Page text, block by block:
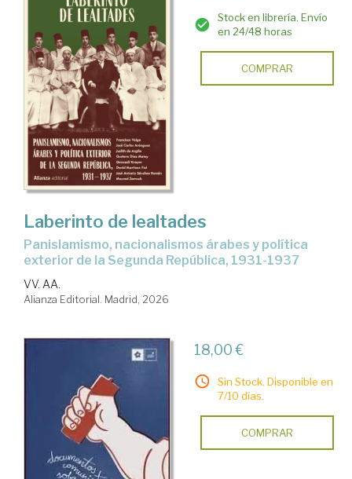
Stock en librería. Envío
en 24/48 horas
COMPRAR
Laberinto de lealtades
Panislamismo, nacionalismos árabes y política
exterior de la Segunda República, 1931-1937
VV. AA.
Alianza Editorial. Madrid, 2026
18,00 €
Sin Stock. Disponible en
7/10 días.
COMPRAR